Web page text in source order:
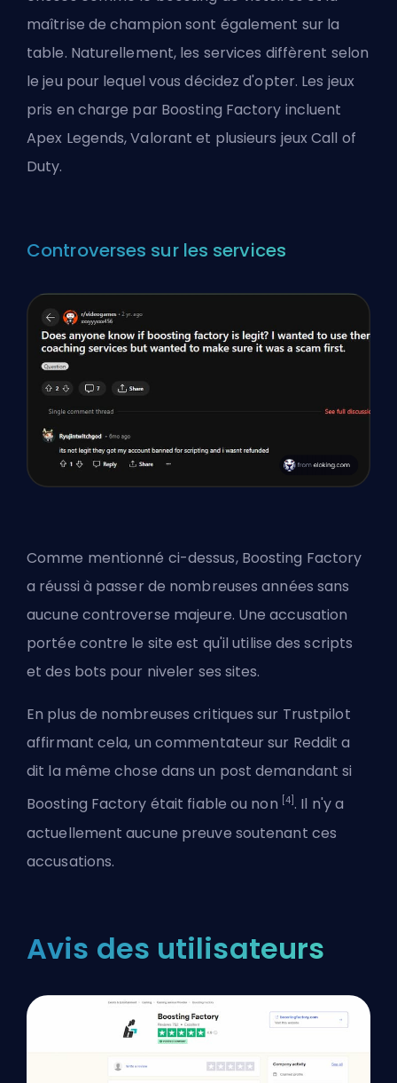
maîtrise de champion sont également sur la
table. Naturellement, les services diffèrent selon
le jeu pour lequel vous décidez d'opter. Les jeux
pris en charge par Boosting Factory incluent
Apex Legends, Valorant et plusieurs jeux Call of
Duty.
Controverses sur les services
Comme mentionné ci-dessus, Boosting Factory
a réussi à passer de nombreuses années sans
aucune controverse majeure. Une accusation
portée contre le site est qu'il utilise des scripts
et des bots pour niveler ses sites.
En plus de nombreuses critiques sur Trustpilot
affirmant cela, un commentateur sur Reddit a
dit la même chose dans un post demandant si
Boosting Factory était fiable ou non [4] . Il n'y a
actuellement aucune preuve soutenant ces
accusations.
Avis des utilisateurs